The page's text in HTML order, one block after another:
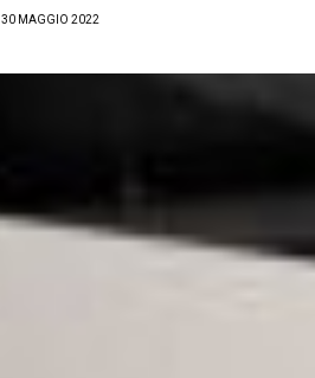
30 MAGGIO 2022